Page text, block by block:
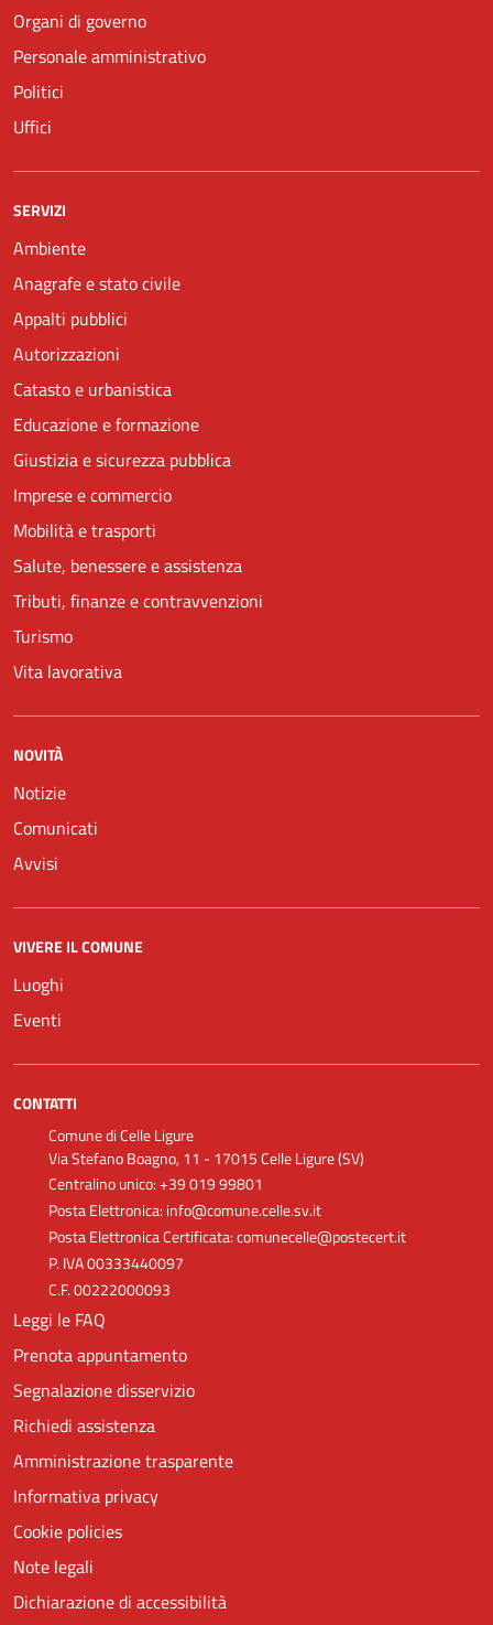
Organi di governo
Personale amministrativo
Politici
Uffici
SERVIZI
Ambiente
Anagrafe e stato civile
Appalti pubblici
Autorizzazioni
Catasto e urbanistica
Educazione e formazione
Giustizia e sicurezza pubblica
Imprese e commercio
Mobilità e trasporti
Salute, benessere e assistenza
Tributi, finanze e contravvenzioni
Turismo
Vita lavorativa
NOVITÀ
Notizie
Comunicati
Avvisi
VIVERE IL COMUNE
Luoghi
Eventi
CONTATTI
Comune di Celle Ligure
Via Stefano Boagno, 11 - 17015 Celle Ligure (SV)
Centralino unico: +39 019 99801
Posta Elettronica: info@comune.celle.sv.it
Posta Elettronica Certificata: comunecelle@postecert.it
P. IVA 00333440097
C.F. 00222000093
Leggi le FAQ
Prenota appuntamento
Segnalazione disservizio
Richiedi assistenza
Amministrazione trasparente
Informativa privacy
Cookie policies
Note legali
Dichiarazione di accessibilità